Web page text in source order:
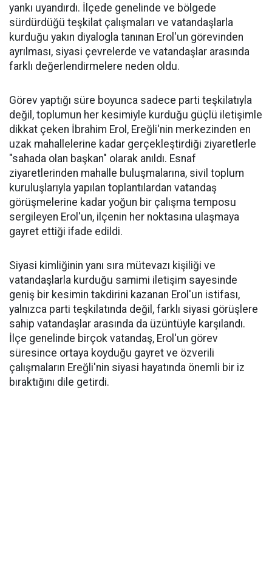
yankı uyandırdı. İlçede genelinde ve bölgede
sürdürdüğü teşkilat çalışmaları ve vatandaşlarla
kurduğu yakın diyalogla tanınan Erol'un görevinden
ayrılması, siyasi çevrelerde ve vatandaşlar arasında
farklı değerlendirmelere neden oldu.
Görev yaptığı süre boyunca sadece parti teşkilatıyla
değil, toplumun her kesimiyle kurduğu güçlü iletişimle
dikkat çeken İbrahim Erol, Ereğli'nin merkezinden en
uzak mahallelerine kadar gerçekleştirdiği ziyaretlerle
"sahada olan başkan" olarak anıldı. Esnaf
ziyaretlerinden mahalle buluşmalarına, sivil toplum
kuruluşlarıyla yapılan toplantılardan vatandaş
görüşmelerine kadar yoğun bir çalışma temposu
sergileyen Erol'un, ilçenin her noktasına ulaşmaya
gayret ettiği ifade edildi.
Siyasi kimliğinin yanı sıra mütevazı kişiliği ve
vatandaşlarla kurduğu samimi iletişim sayesinde
geniş bir kesimin takdirini kazanan Erol'un istifası,
yalnızca parti teşkilatında değil, farklı siyasi görüşlere
sahip vatandaşlar arasında da üzüntüyle karşılandı.
İlçe genelinde birçok vatandaş, Erol'un görev
süresince ortaya koyduğu gayret ve özverili
çalışmaların Ereğli'nin siyasi hayatında önemli bir iz
bıraktığını dile getirdi.